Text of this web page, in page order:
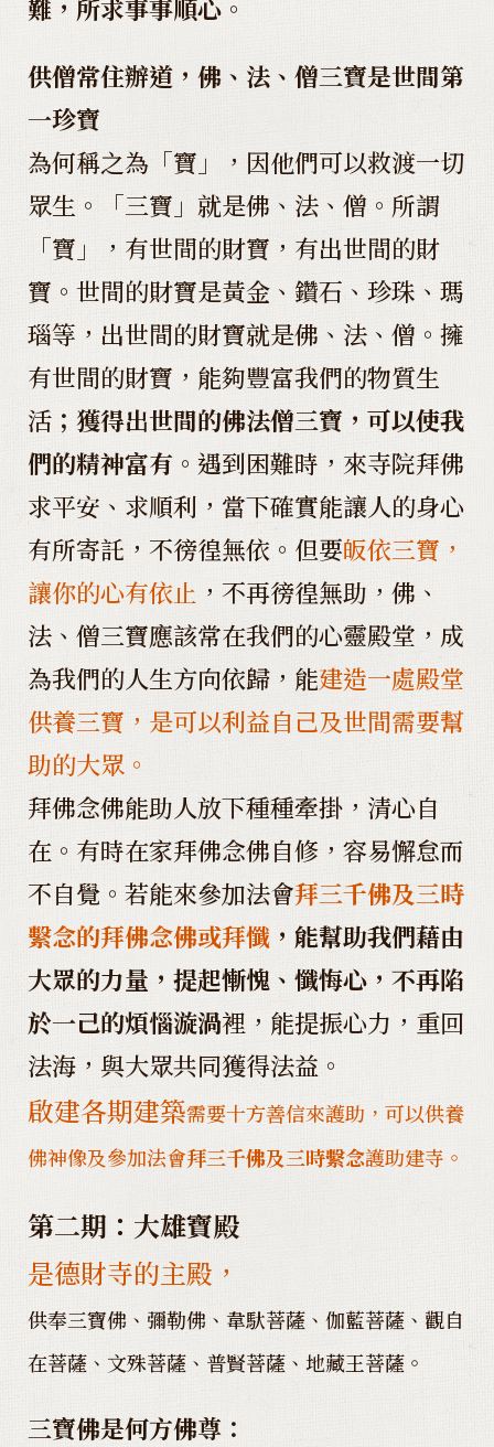
難，所求事事順心。
供僧常住辦道，佛、法、僧三寶是世間第
一珍寶
為何稱之為「寶」，因他們可以救渡一切
眾生。「三寶」就是佛、法、僧。所謂
「寶」，有世間的財寶，有出世間的財
寶。世間的財寶是黃金、鑽石、珍珠、瑪
瑙等，出世間的財寶就是佛、法、僧。擁
有世間的財寶，能夠豐富我們的物質生
活 ；獲得出世間的佛法僧三寶，可以使我
們的精神富有。 遇到困難時，來寺院拜佛
求平安、求順利，當下確實能讓人的身心
有所寄託，不徬徨無依。但要皈依三寶，
讓你的心有依止 ，不再徬徨無助，佛、
法、僧三寶應該常在我們的心靈殿堂，成
為我們的人生方向依歸，能建造一處殿堂
供養三寶，是可以利益自己及世間需要幫
助的大眾。
拜佛念佛能助人放下種種牽掛，清心自
在。有時在家拜佛念佛自修，容易懈怠而
不自覺。若能來參加法會拜三千佛及三時
繫念的拜佛念佛或拜懺 ，能幫助我們藉由
大眾的力量，提起慚愧、懺悔心，不再陷
於一己的煩惱漩渦裡，能提振心力，重回
法海，與大眾共同獲得法益。
啟建各期建築需要十方善信來護助，可以供養
佛神像及參加法會拜三千佛及三時繫念護助建寺。
第二期：大雄寶殿
是德財寺的主殿，
供奉三寶佛、彌勒佛、韋馱菩薩、伽藍菩薩、觀自
在菩薩、文殊菩薩、普賢菩薩、地藏王菩薩。
三寶佛是何方佛尊：